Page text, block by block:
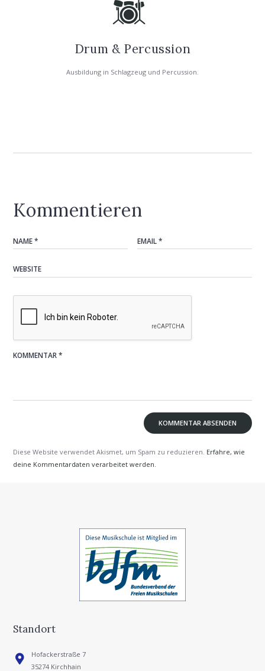
Drum & Percussion
Ausbildung in Schlagzeug und Percussion.
Kommentieren
Diese Website verwendet Akismet, um Spam zu reduzieren. Erfahre, wie
deine Kommentardaten verarbeitet werden.
Standort
Hofackerstraße 7
35274 Kirchhain